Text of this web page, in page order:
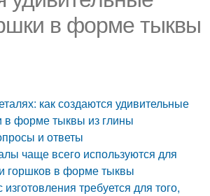
в форме тыквы
как создаются удивительные
в форме тыквы из глины
и ответы
чаще всего используются для
горшков в форме тыквы
требуется для того,